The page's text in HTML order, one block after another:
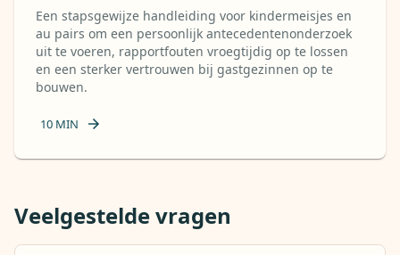
Een stapsgewijze handleiding voor kindermeisjes en
au pairs om een ​​persoonlijk antecedentenonderzoek
uit te voeren, rapportfouten vroegtijdig op te lossen
en een sterker vertrouwen bij gastgezinnen op te
bouwen.
10 MIN
Veelgestelde vragen